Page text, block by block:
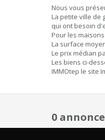
Nous vous
La petite ville de
qui ont besoin
Pour les
La surface
Le prix médian
Les biens ci-
IMMOtep le site
0